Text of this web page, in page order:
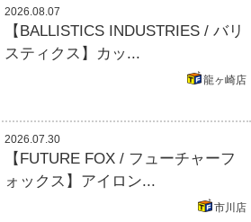
2026.08.07
【BALLISTICS INDUSTRIES / バリ
スティクス】カッ...
龍ヶ崎店
2026.07.30
【FUTURE FOX / フューチャーフ
ォックス】アイロン...
市川店